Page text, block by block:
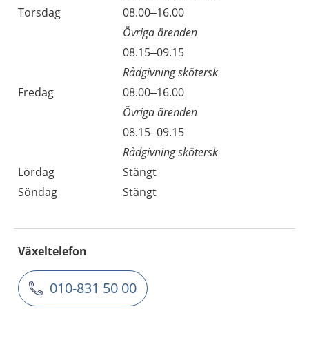
Torsdag
08.00–16.00
Övriga ärenden
08.15–09.15
Rådgivning skötersk
Fredag
08.00–16.00
Övriga ärenden
08.15–09.15
Rådgivning skötersk
Lördag
Stängt
Söndag
Stängt
Växeltelefon
010-831 50 00